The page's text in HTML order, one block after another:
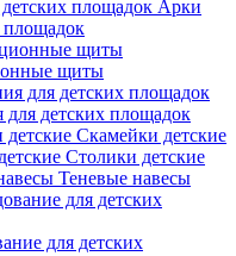
Арки
площадок
щиты
детских площадок
Скамейки детские
Столики детские
Теневые навесы
для детских